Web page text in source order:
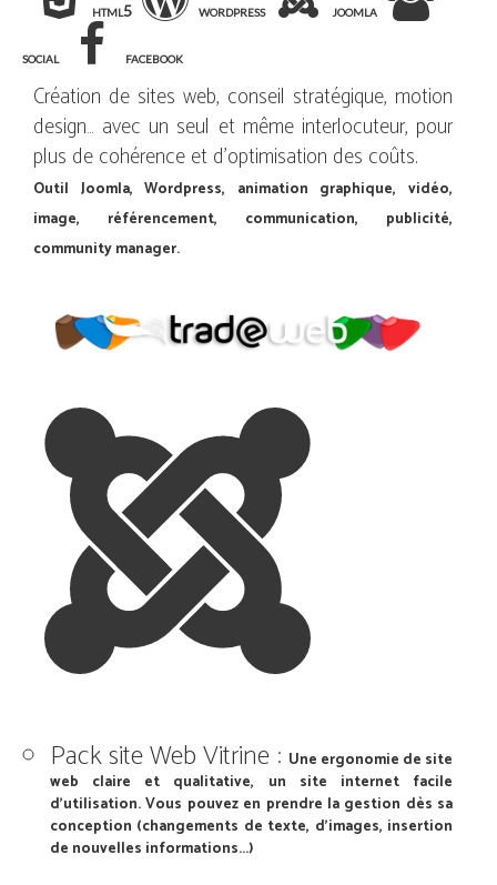
html5 wordpress joomla
social facebook
Création de sites web, conseil stratégique, motion
design… avec un seul et même interlocuteur, pour
plus de cohérence et d'optimisation des coûts.
Outil Joomla, Wordpress, animation graphique, vidéo,
image, référencement, communication, publicité,
community manager.
Pack site Web Vitrine : Une ergonomie de site
web claire et qualitative, un site internet facile
d’utilisation. Vous pouvez en prendre la gestion dès sa
conception (changements de texte, d’images, insertion
de nouvelles informations...)